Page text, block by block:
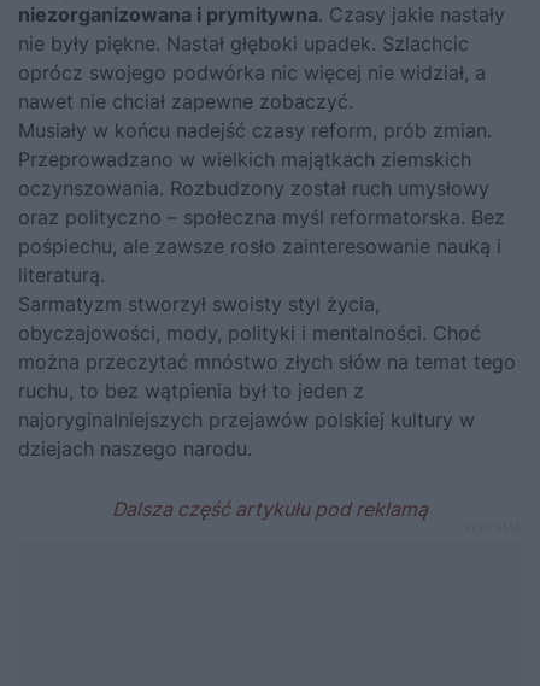
niezorganizowana i prymitywna. Czasy jakie nastały
nie były piękne. Nastał głęboki upadek. Szlachcic
oprócz swojego podwórka nic więcej nie widział, a
nawet nie chciał zapewne zobaczyć.
Musiały w końcu nadejść czasy reform, prób zmian.
Przeprowadzano w wielkich majątkach ziemskich
oczynszowania. Rozbudzony został ruch umysłowy
oraz polityczno – społeczna myśl reformatorska. Bez
pośpiechu, ale zawsze rosło zainteresowanie nauką i
literaturą.
Sarmatyzm stworzył swoisty styl życia,
obyczajowości, mody, polityki i mentalności. Choć
można przeczytać mnóstwo złych słów na temat tego
ruchu, to bez wątpienia był to jeden z
najoryginalniejszych przejawów polskiej kultury w
dziejach naszego narodu.